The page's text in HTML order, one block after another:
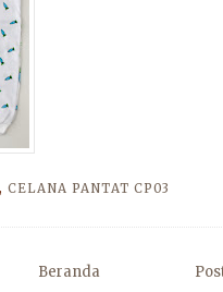
,CELANA PANTAT CP03
Beranda